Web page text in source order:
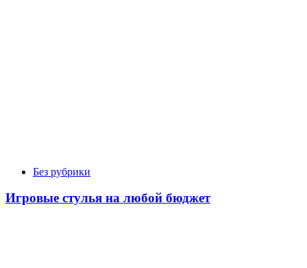
Без рубрики
Игровые стулья на любой бюджет